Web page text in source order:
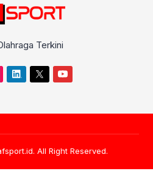
Terkini
. All Right Reserved.